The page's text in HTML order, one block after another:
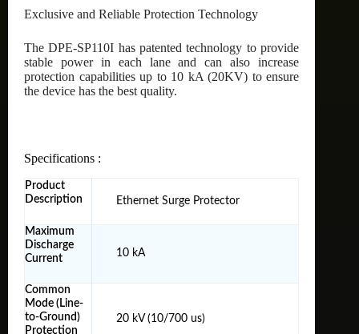
Exclusive and Reliable Protection Technology
The DPE-SP110I has patented technology to provide
stable power in each lane and can also increase
protection capabilities up to 10 kA (20KV) to ensure
the device has the best quality.
Specifications :
Product
Description
Ethernet Surge Protector
Maximum
Discharge
Current
10 kA
Common
Mode (Line-
to-Ground)
Protection
20 kV (10/700 us)